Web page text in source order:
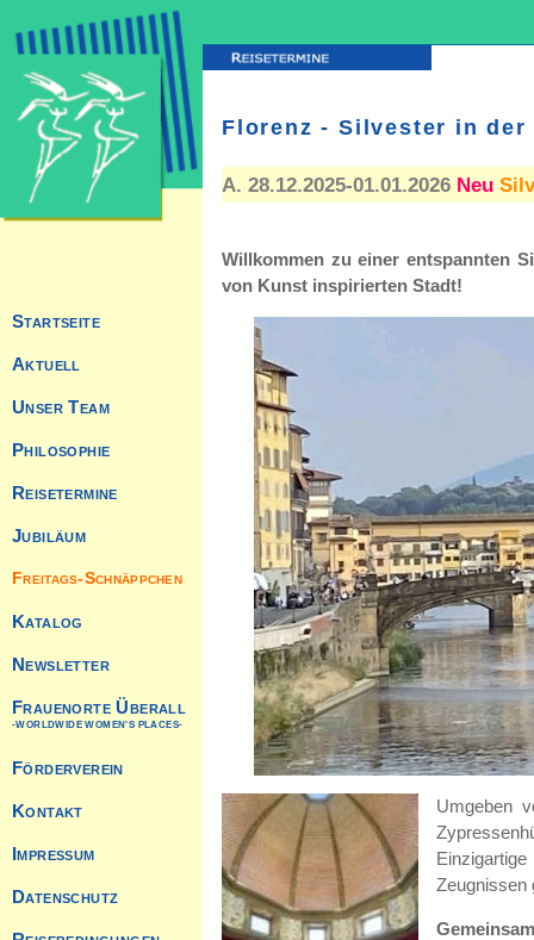
Florenz - Silvester in
A. 28.12.2025-01.01.2026 Neu
Willkommen zu einer entspannten
von Kunst inspirierten Stadt!
Umgeben
Zeugnissen